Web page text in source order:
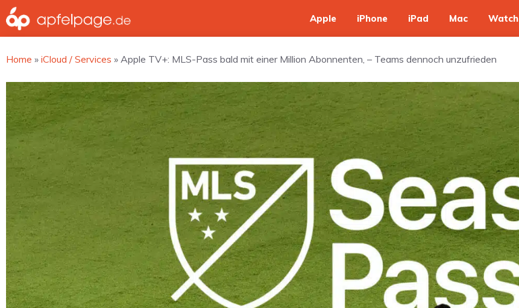
Zum
Inhalt
springen
Apple iPhone iPad Mac Watch
Home » iCloud / Services » Apple TV+: MLS-Pass bald mit einer Million Abonnenten, – Teams dennoch unzufrieden